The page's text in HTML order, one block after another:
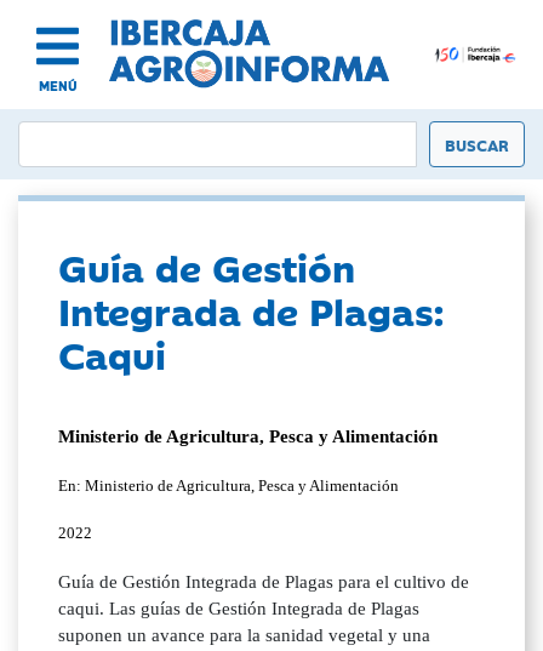
MENÚ
Guía de Gestión
Integrada de Plagas:
Caqui
Ministerio de Agricultura, Pesca y Alimentación
En: Ministerio de Agricultura, Pesca y Alimentación
2022
Guía de Gestión Integrada de Plagas para el cultivo de
caqui. Las guías de Gestión Integrada de Plagas
suponen un avance para la sanidad vegetal y una